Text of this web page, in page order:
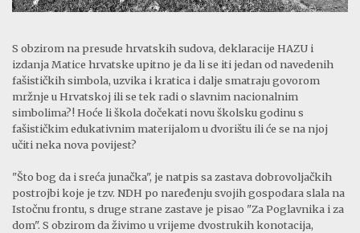
S obzirom na presude hrvatskih sudova, deklaracije HAZU i
izdanja Matice hrvatske upitno je da li se iti jedan od navedenih
fašističkih simbola, uzvika i kratica i dalje smatraju govorom
mržnje u Hrvatskoj ili se tek radi o slavnim nacionalnim
simbolima?! Hoće li škola dočekati novu školsku godinu s
fašističkim edukativnim materijalom u dvorištu ili će se na njoj
učiti neka nova povijest?
"Što bog da i sreća junačka", je natpis sa zastava dobrovoljačkih
postrojbi koje je tzv. NDH po naređenju svojih gospodara slala na
Istočnu frontu, s druge strane zastave je pisao "Za Poglavnika i za
dom". S obzirom da živimo u vrijeme dvostrukih konotacija,